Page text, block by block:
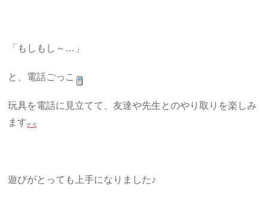
「もしもし～…」
と、電話ごっこ
玩具を電話に見立てて、友達や先生とのやり取りを楽しみ
ます
遊びがとっても上手になりました♪